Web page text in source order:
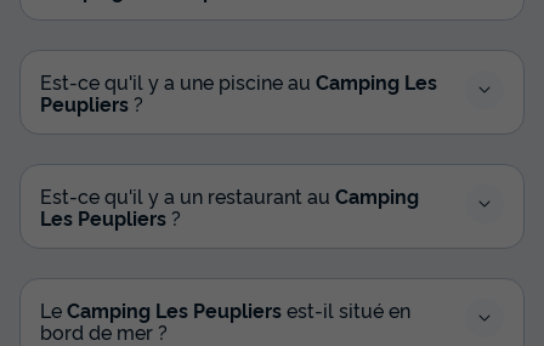
Est-ce qu'il y a une piscine au Camping Les
Peupliers ?
Est-ce qu'il y a un restaurant au Camping
Les Peupliers ?
LeCamping Les Peupliersest-il situé en
bord de mer ?